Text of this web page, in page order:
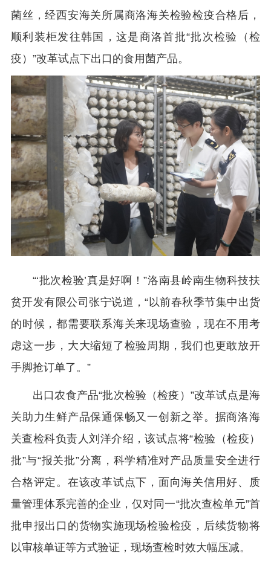
菌丝，经西安海关所属商洛海关检验检疫合格后，
顺利装柜发往韩国，这是商洛首批“批次检验（检
疫）”改革试点下出口的食用菌产品。
“‘批次检验’真是好啊！”洛南县岭南生物科技扶
贫开发有限公司张宁说道，“以前春秋季节集中出货
的时候，都需要联系海关来现场查验，现在不用考
虑这一步，大大缩短了检验周期，我们也更敢放开
手脚抢订单了。”
出口农食产品“批次检验（检疫）”改革试点是海
关助力生鲜产品保通保畅又一创新之举。据商洛海
关查检科负责人刘洋介绍，该试点将“检验（检疫）
批”与“报关批”分离，科学精准对产品质量安全进行
合格评定。在该改革试点下，面向海关信用好、质
量管理体系完善的企业，仅对同一“批次查检单元”首
批申报出口的货物实施现场检验检疫，后续货物将
以审核单证等方式验证，现场查检时效大幅压减。